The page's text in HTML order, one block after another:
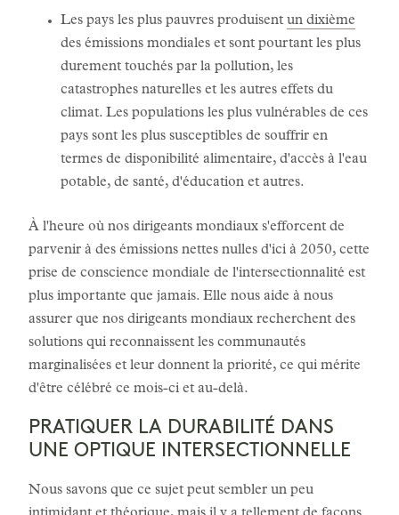
Les pays les plus pauvres produisent un dixième
des émissions mondiales et sont pourtant les plus
durement touchés par la pollution, les
catastrophes naturelles et les autres effets du
climat. Les populations les plus vulnérables de ces
pays sont les plus susceptibles de souffrir en
termes de disponibilité alimentaire, d'accès à l'eau
potable, de santé, d'éducation et autres.
À l'heure où nos dirigeants mondiaux s'efforcent de
parvenir à des émissions nettes nulles d'ici à 2050, cette
prise de conscience mondiale de l'intersectionnalité est
plus importante que jamais. Elle nous aide à nous
assurer que nos dirigeants mondiaux recherchent des
solutions qui reconnaissent les communautés
marginalisées et leur donnent la priorité, ce qui mérite
d'être célébré ce mois-ci et au-delà.
PRATIQUER LA DURABILITÉ DANS
UNE OPTIQUE INTERSECTIONNELLE
Nous savons que ce sujet peut sembler un peu